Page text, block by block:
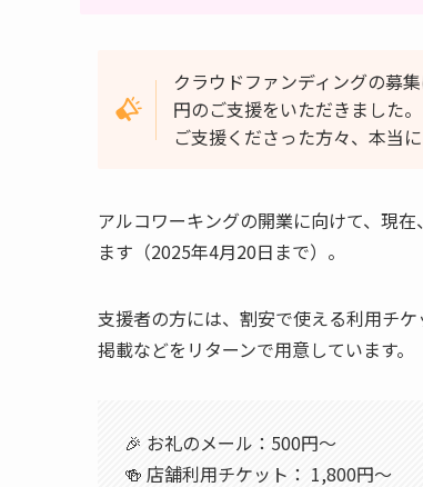
クラウドファンディングの募
円のご支援をいただきました。
ご支援くださった方々、本当
アルコワーキングの開業に向けて、現在、
ます（2025年4月20日まで）。
支援者の方には、割安で使える利用チ
掲載などをリターンで用意しています。
🎉 お礼のメール：500円～
🍻 店舗利用チケット： 1,800円～